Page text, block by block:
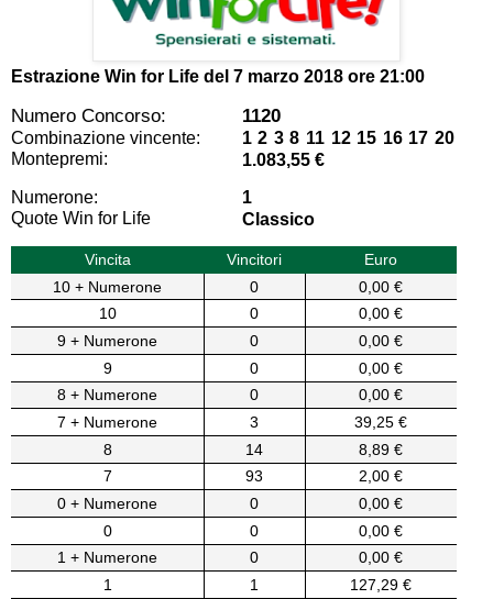
Estrazione Win for Life del 7 marzo 2018 ore 21:00
Numero Concorso: 1120
Combinazione vincente:
1 2 3 8 11 12 15 16 17 20
Montepremi:
1.083,55 €
Numerone:
1
Quote Win for Life
Classico
Vincita Vincitori
Euro
10 + Numerone
0
0,00 €
10
0
0,00 €
9 + Numerone
0
0,00 €
9
0
0,00 €
8 + Numerone
0
0,00 €
7 + Numerone
3
39,25 €
8
14
8,89 €
7
93
2,00 €
0 + Numerone
0
0,00 €
0
0
0,00 €
1 + Numerone
0
0,00 €
1
1
127,29 €